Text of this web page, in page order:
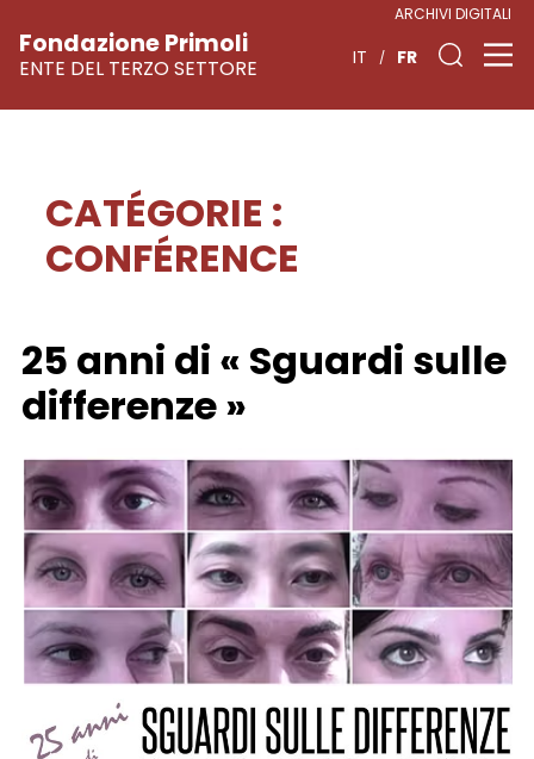
content
Fondazione Primoli
ENTE DEL TERZO SETTORE
ARCHIVI DIGITALI
IT FR
CATÉGORIE :
CONFÉRENCE
25 anni di « Sguardi sulle
differenze »